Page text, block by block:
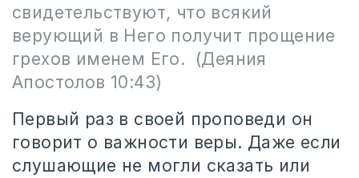
свидетельствуют, что всякий
верующий в Него получит прощение
грехов именем Его. (Деяния
Апостолов 10:43)
Первый раз в своей проповеди он
говорит о важности веры. Даже если
слушающие не могли сказать или